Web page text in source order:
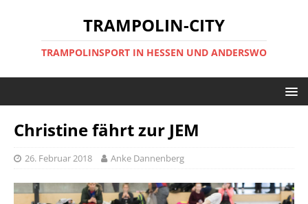
TRAMPOLIN-CITY
TRAMPOLINSPORT IN HESSEN UND ANDERSWO
Christine fährt zur JEM
26. Februar 2018 Anke Dannenberg